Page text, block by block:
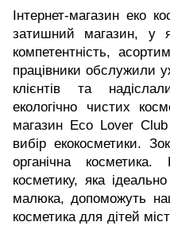
Інтернет-магазин еко
затишний магазин, у
компетентність,
працівники обслужили
клієнтів та
екологічно чистих
магазин Eco Lover Club
вибір екокосметики.
органічна
косметику, яка
малюка, допоможуть
косметика для дітей